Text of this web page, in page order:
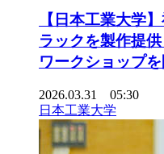
【日本工業大学
ラックを製作提
ワークショップ
2026.03.31 05:30
日本工業大学